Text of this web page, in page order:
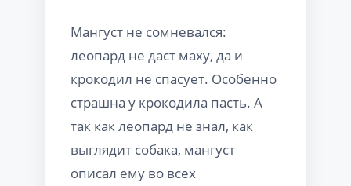
Мангуст не сомневался:
леопард не даст маху, да и
крокодил не спасует. Особенно
страшна у крокодила пасть. А
так как леопард не знал, как
выглядит собака, мангуст
описал ему во всех